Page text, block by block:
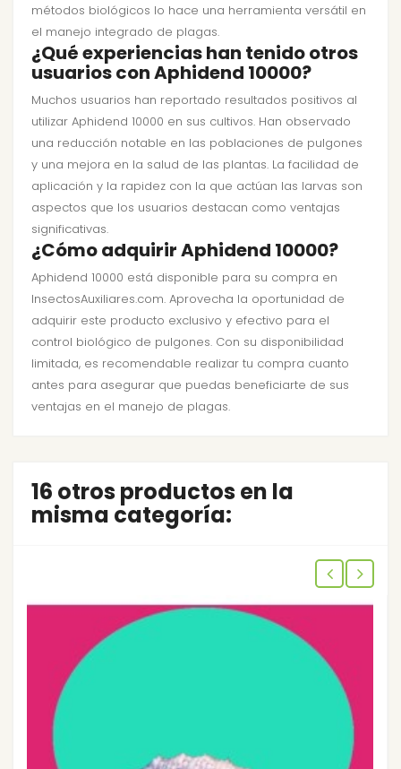
métodos biológicos lo hace una herramienta versátil en
el manejo integrado de plagas.
¿Qué experiencias han tenido otros
usuarios con Aphidend 10000?
Muchos usuarios han reportado resultados positivos al
utilizar Aphidend 10000 en sus cultivos. Han observado
una reducción notable en las poblaciones de pulgones
y una mejora en la salud de las plantas. La facilidad de
aplicación y la rapidez con la que actúan las larvas son
aspectos que los usuarios destacan como ventajas
significativas.
¿Cómo adquirir Aphidend 10000?
Aphidend 10000 está disponible para su compra en
InsectosAuxiliares.com. Aprovecha la oportunidad de
adquirir este producto exclusivo y efectivo para el
control biológico de pulgones. Con su disponibilidad
limitada, es recomendable realizar tu compra cuanto
antes para asegurar que puedas beneficiarte de sus
ventajas en el manejo de plagas.
16 otros productos en la
misma categoría: